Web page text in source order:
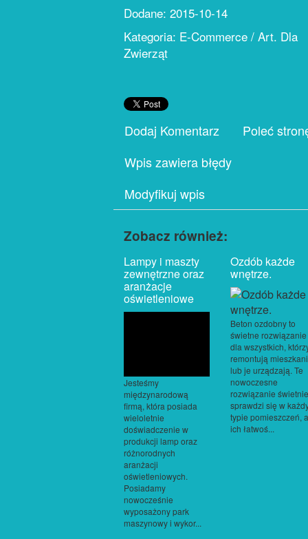
Dodane: 2015-10-14
Kategoria: E-Commerce / Art. Dla
Zwierząt
Dodaj Komentarz
Poleć
Wpis zawiera błędy
Modyfikuj wpis
Zobacz również:
Lampy i maszty
zewnętrzne oraz
aranżacje
oświetleniowe
Jesteśmy
międzynarodową
firmą, która posiada
wieloletnie
doświadczenie w
produkcji lamp oraz
różnorodnych
aranżacji
oświetleniowych.
Posiadamy
nowocześnie
wyposażony park
maszynowy i wykor...
Ozdób każde
wnętrze.
Beton ozdobny to
świetne rozwiązanie
dla wszystkich,
remontują
lub je urządzają. Te
nowoczesne
rozwiązanie świetnie
sprawdzi się w
typie pomieszczeń, a
ich łatwoś...